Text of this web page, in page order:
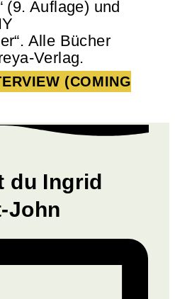
(9. Auflage) und
Alle Bücher
Verlag.
(COMING
du Ingrid
John